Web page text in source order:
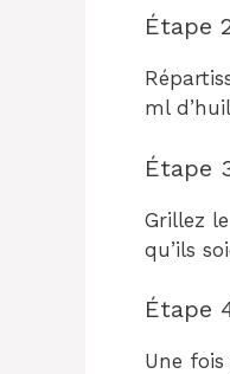
Étape
ml
Étape
Grillez
qu’ils
Étape
Une